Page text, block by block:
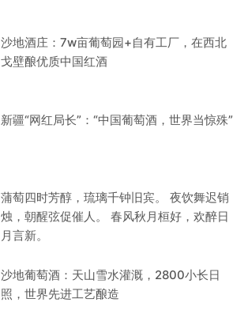
沙地酒庄：7w亩葡萄园+自有工厂，在西北
戈壁酿优质中国红酒
新疆“网红局长”：“中国葡萄酒，世界当惊殊”
蒲萄四时芳醇，琉璃千钟旧宾。 夜饮舞迟销
烛，朝醒弦促催人。 春风秋月桓好，欢醉日
月言新。
沙地葡萄酒：天山雪水灌溉，2800小长日
照，世界先进工艺酿造